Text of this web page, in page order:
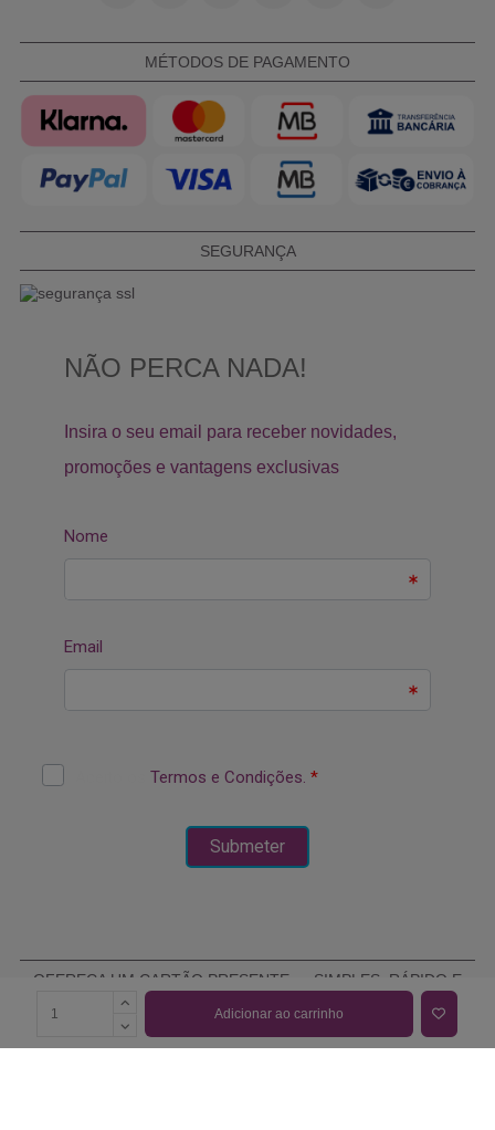
Adicionar ao carrinho
MÉTODOS DE PAGAMENTO
SEGURANÇA
OFEREÇA UM CARTÃO PRESENTE — SIMPLES, RÁPIDO E
ELEGANTE